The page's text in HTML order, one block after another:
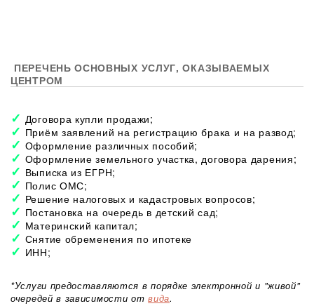
ПЕРЕЧЕНЬ ОСНОВНЫХ УСЛУГ, ОКАЗЫВАЕМЫХ
ЦЕНТРОМ
Договора купли продажи;
Приём заявлений на регистрацию брака и на развод;
Оформление различных пособий;
Оформление земельного участка, договора дарения;
Выписка из ЕГРН;
Полис ОМС;
Решение налоговых и кадастровых вопросов;
Постановка на очередь в детский сад;
Материнский капитал;
Снятие обременения по ипотеке
ИНН;
*Услуги предоставляются в порядке электронной и "живой"
очередей в зависимости отвида.